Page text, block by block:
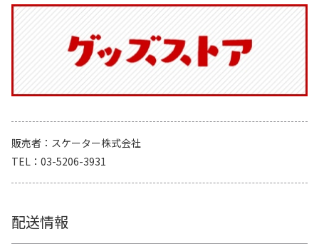
販売者
スケーター株式会社
TEL
03-5206-3931
配送情報